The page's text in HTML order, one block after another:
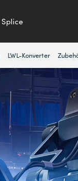
Splice
LWL-Konverter